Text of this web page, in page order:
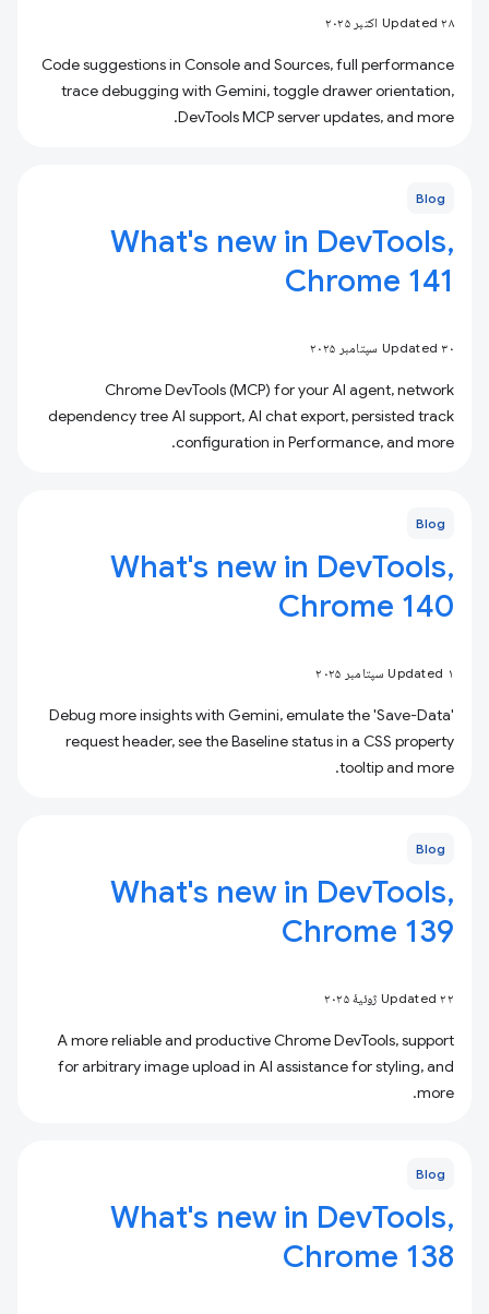
Updated ۲۸ اکتبر ۲۰۲۵
Code suggestions in Console and Sources, full performance
trace debugging with Gemini, toggle drawer orientation,
DevTools MCP server updates, and more.
Blog
What's new in DevTools,
Chrome 141
Updated ۳۰ سپتامبر ۲۰۲۵
Chrome DevTools (MCP) for your AI agent, network
dependency tree AI support, AI chat export, persisted track
configuration in Performance, and more.
Blog
What's new in DevTools,
Chrome 140
Updated ۱ سپتامبر ۲۰۲۵
Debug more insights with Gemini, emulate the 'Save-Data'
request header, see the Baseline status in a CSS property
tooltip and more.
Blog
What's new in DevTools,
Chrome 139
Updated ۲۲ ژوئیهٔ ۲۰۲۵
A more reliable and productive Chrome DevTools, support
for arbitrary image upload in AI assistance for styling, and
more.
Blog
What's new in DevTools,
Chrome 138